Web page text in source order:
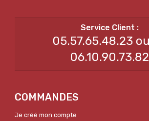
05.57.65.48.23
06.10.90.73.82
COMMANDES
Je créé mon compte